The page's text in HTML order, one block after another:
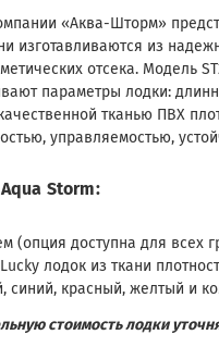
«Аква-Шторм»
из
отсека. Модель
параметры лодки:
тканью ПВХ
управляемостью,
Storm:
(опция доступна для всех
лодок из ткани
синий, красный, желтый и
стоимость лодки